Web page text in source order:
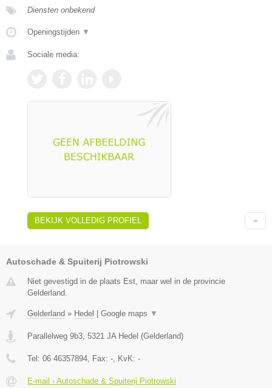
Diensten onbekend
Openingstijden ▼
Sociale media:
BEKIJK VOLLEDIG PROFIEL
Autoschade & Spuiterij Piotrowski
Niet gevestigd in de plaats Est, maar wel in de provincie
Gelderland.
Gelderland » Hedel Google maps ▼
Parallelweg 9b3, 5321 JA Hedel (Gelderland)
Tel: 06 46357894, Fax: -, KvK: -
E-mail › Autoschade & Spuiterij Piotrowski